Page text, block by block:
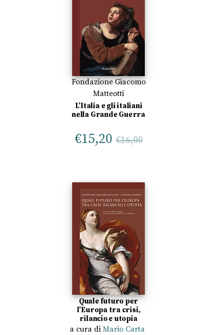
Fondazione Giacomo
Matteotti
L’Italia e gli italiani
nella Grande Guerra
€15,20 €16,00
Quale futuro per
l’Europa tra crisi,
rilancio e utopia
a cura di Mario Carta